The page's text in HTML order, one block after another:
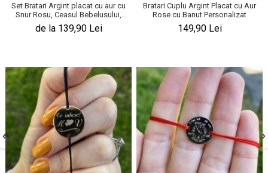
Set Bratari Argint placat cu aur cu
Snur Rosu, Ceasul Bebelusului,
Banut 19 & 14 Mm
de la 139,90 Lei
Bratari Cuplu Argint Placat cu Aur
Rose cu Banut Personalizat
149,90 Lei